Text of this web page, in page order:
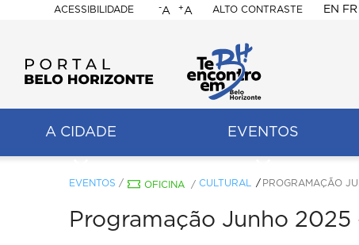
ACESSIBILIDADE
BELO
HORIZONTE
-A +A ALTO CONTRASTE EN FR
A CIDADE EVENTOS
EVENTOS / OFICINA / CULTURAL PROGRAMAÇÃO
Programação Junho